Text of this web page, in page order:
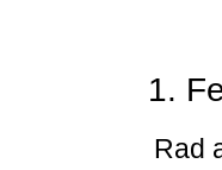
1.
Rad